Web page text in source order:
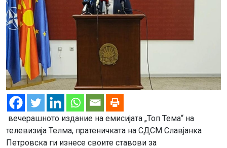
вечерашното издание на емисијата „Топ Тема“ на
телевизија Телма, пратеничката на СДСМ Славјанка
Петровска ги изнесе своите ставови за